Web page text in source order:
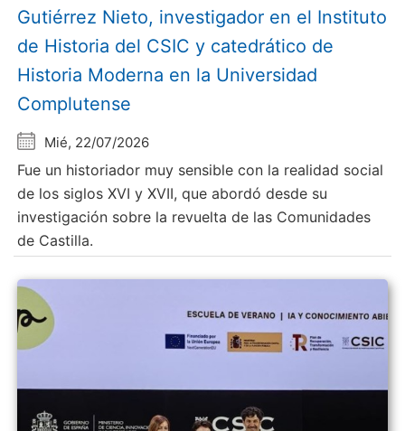
Gutiérrez Nieto, investigador en el Instituto
de Historia del CSIC y catedrático de
Historia Moderna en la Universidad
Complutense
Mié, 22/07/2026
Fue un historiador muy sensible con la realidad social
de los siglos XVI y XVII, que abordó desde su
investigación sobre la revuelta de las Comunidades
de Castilla.